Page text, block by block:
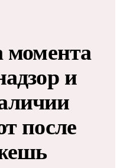
момента
и
после